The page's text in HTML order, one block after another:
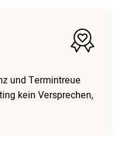
und Termintreue
kein Versprechen,